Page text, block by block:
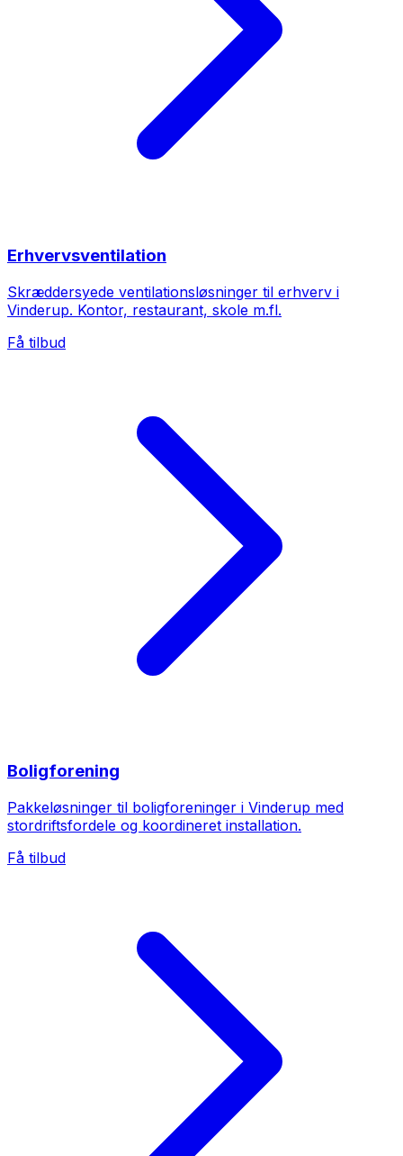
Erhvervsventilation
Skræddersyede ventilationsløsninger til erhverv i
Vinderup. Kontor, restaurant, skole m.fl.
Få tilbud
Boligforening
Pakkeløsninger til boligforeninger i Vinderup med
stordriftsfordele og koordineret installation.
Få tilbud